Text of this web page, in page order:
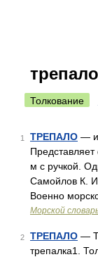
трепало
Толкование
1 ТРЕПАЛО —
м с ручкой.
Самойлов К.
Военно
Морской
2 ТРЕПАЛО —
трепалка1.